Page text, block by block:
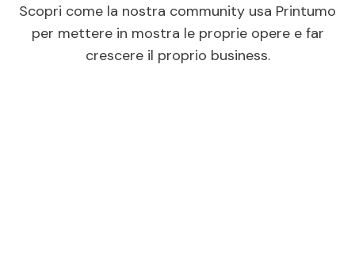
Scopri come la nostra community usa Printumo
per mettere in mostra le proprie opere e far
crescere il proprio business.